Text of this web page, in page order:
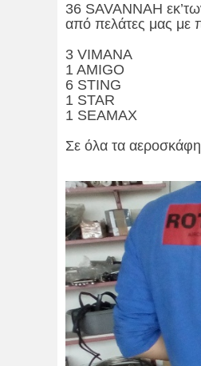
36 SAVANNAH
από πελάτες μας με
3 VIMANA
1 AMIGO
6 STING
1 STAR
1 SEAMAX
Σε όλα τα